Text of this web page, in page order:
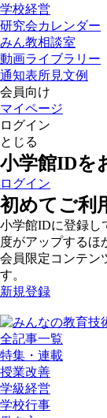
学校経営
研究会カレンダー
みん教相談室
動画ライブラリー
通知表所見文例
会員向け
マイページ
ログイン
とじる
小学館IDを
ログイン
初めてご利
小学館IDに登録し
度がアップするほ
会員限定コンテン
す。
新規登録
全記事一覧
特集・連載
授業改善
学級経営
学校行事